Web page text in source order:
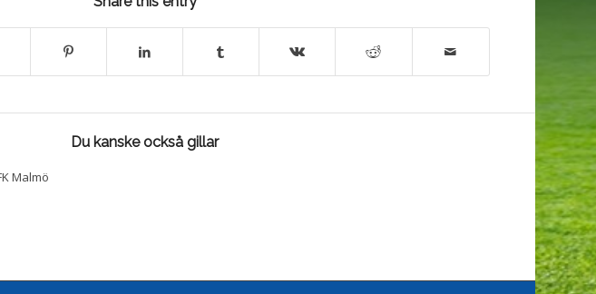
Du kanske också gillar